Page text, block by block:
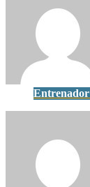
Entrenador